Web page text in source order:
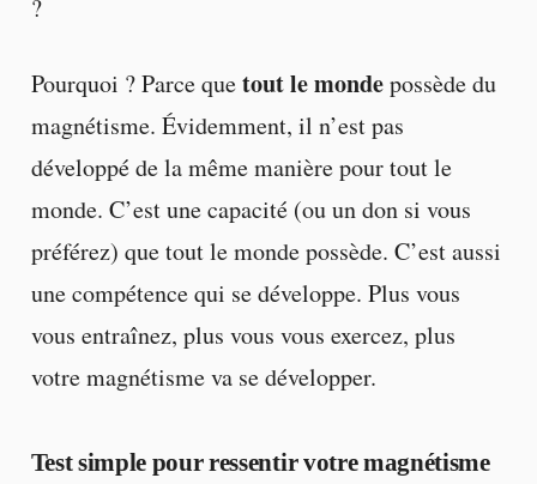
?
Pourquoi ? Parce quetout le mondepossède du
magnétisme. Évidemment, il n’est pas
développé de la même manière pour tout le
monde. C’est une capacité (ou un don si vous
préférez) que tout le monde possède. C’est aussi
une compétence qui se développe. Plus vous
vous entraînez, plus vous vous exercez, plus
votre magnétisme va se développer.
Test simple pour ressentir votre magnétisme